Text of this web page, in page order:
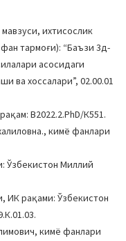
ихтисослик
тармоғи): “Баъзи 3д-
асосидаги
ва хоссалари”, 02.00.01
В2022.2.PhD/К551.
кимё фанлари
Ўзбекистон Миллий
ИК рақами: Ўзбекистон
кимё фанлари